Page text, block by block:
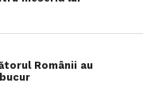
Românii au